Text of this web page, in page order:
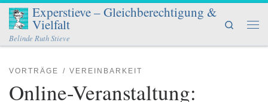
Zum Inhalt springen
Experstieve – Gleichberechtigung &
Vielfalt
Belinde Ruth Stieve
Search
VORTRÄGE VEREINBARKEIT
Online-Veranstaltung: